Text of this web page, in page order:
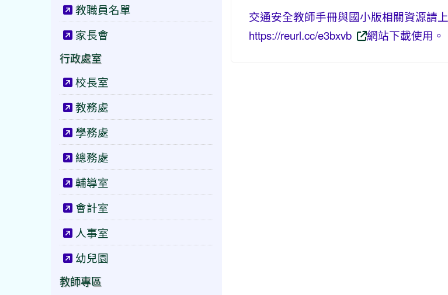
交通安全教師手冊與國小版相關資源請上
https://reurl.cc/e3bxvb
網站下載使用。
教職員名單
家長會
行政處室
校長室
教務處
學務處
總務處
輔導室
會計室
人事室
幼兒園
教師專區